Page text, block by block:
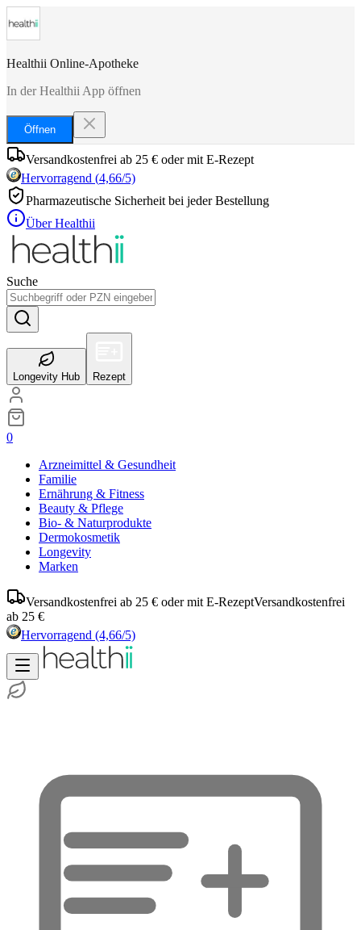
Healthii Online-Apotheke
In der Healthii App öffnen
Öffnen
Versandkostenfrei ab 25 € oder mit E-Rezept
Hervorragend (4,66/5)
Pharmazeutische Sicherheit bei jeder Bestellung
Über Healthii
Suche
Longevity Hub Rezept
0
Arzneimittel & Gesundheit
Familie
Ernährung & Fitness
Beauty & Pflege
Bio- & Naturprodukte
Dermokosmetik
Longevity
Marken
Versandkostenfrei ab 25 € oder mit E-RezeptVersandkostenfrei
ab 25 €
Hervorragend (4,66/5)